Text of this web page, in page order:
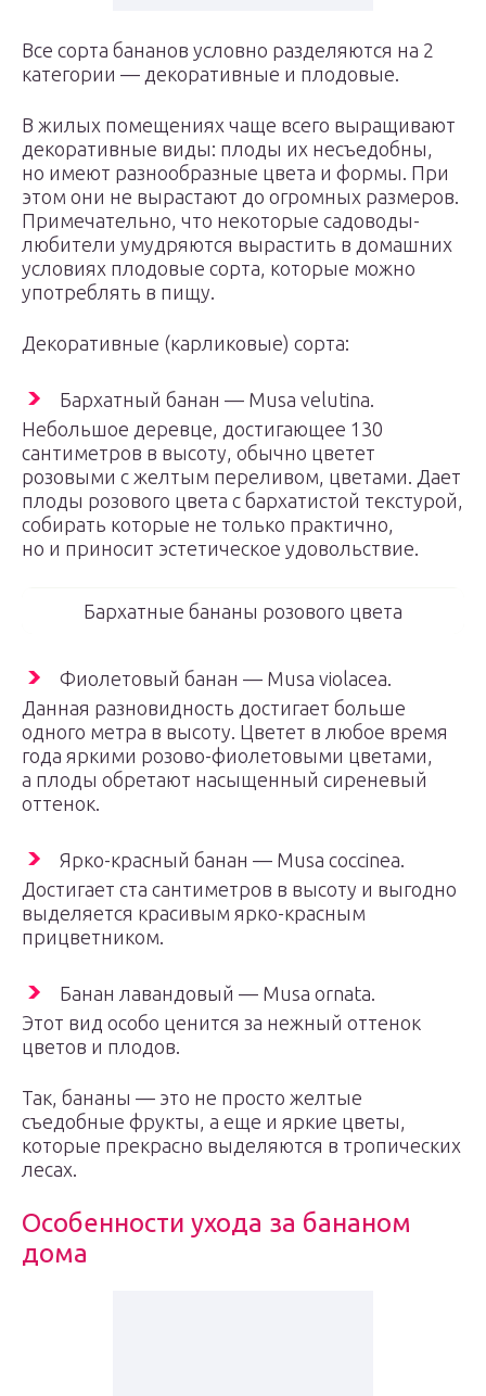
Все сорта бананов условно разделяются на 2
категории — декоративные и плодовые.
В жилых помещениях чаще всего выращивают
декоративные виды: плоды их несъедобны,
но имеют разнообразные цвета и формы. При
этом они не вырастают до огромных размеров.
Примечательно, что некоторые садоводы-
любители умудряются вырастить в домашних
условиях плодовые сорта, которые можно
употреблять в пищу.
Декоративные (карликовые) сорта:
Бархатный банан — Musa velutina.
Небольшое деревце, достигающее 130
сантиметров в высоту, обычно цветет
розовыми с желтым переливом, цветами. Дает
плоды розового цвета с бархатистой текстурой,
собирать которые не только практично,
но и приносит эстетическое удовольствие.
Бархатные бананы розового цвета
Фиолетовый банан — Musa violacea.
Данная разновидность достигает больше
одного метра в высоту. Цветет в любое время
года яркими розово-фиолетовыми цветами,
а плоды обретают насыщенный сиреневый
оттенок.
Ярко-красный банан — Musa coccinea.
Достигает ста сантиметров в высоту и выгодно
выделяется красивым ярко-красным
прицветником.
Банан лавандовый — Musa ornata.
Этот вид особо ценится за нежный оттенок
цветов и плодов.
Так, бананы — это не просто желтые
съедобные фрукты, а еще и яркие цветы,
которые прекрасно выделяются в тропических
лесах.
Особенности ухода за бананом
дома